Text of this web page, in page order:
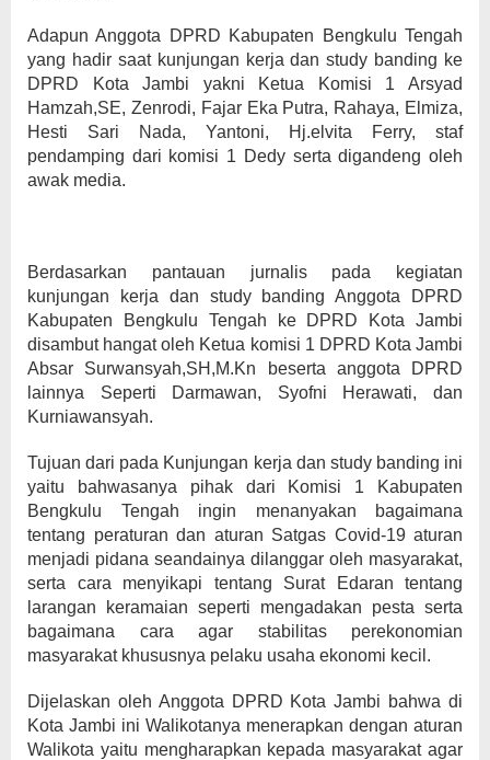
Adapun Anggota DPRD Kabupaten Bengkulu Tengah
yang hadir saat kunjungan kerja dan study banding ke
DPRD Kota Jambi yakni Ketua Komisi 1 Arsyad
Hamzah,SE, Zenrodi, Fajar Eka Putra, Rahaya, Elmiza,
Hesti Sari Nada, Yantoni, Hj.elvita Ferry, staf
pendamping dari komisi 1 Dedy serta digandeng oleh
awak media.
Berdasarkan pantauan jurnalis pada kegiatan
kunjungan kerja dan study banding Anggota DPRD
Kabupaten Bengkulu Tengah ke DPRD Kota Jambi
disambut hangat oleh Ketua komisi 1 DPRD Kota Jambi
Absar Surwansyah,SH,M.Kn beserta anggota DPRD
lainnya Seperti Darmawan, Syofni Herawati, dan
Kurniawansyah.
Tujuan dari pada Kunjungan kerja dan study banding ini
yaitu bahwasanya pihak dari Komisi 1 Kabupaten
Bengkulu Tengah ingin menanyakan bagaimana
tentang peraturan dan aturan Satgas Covid-19 aturan
menjadi pidana seandainya dilanggar oleh masyarakat,
serta cara menyikapi tentang Surat Edaran tentang
larangan keramaian seperti mengadakan pesta serta
bagaimana cara agar stabilitas perekonomian
masyarakat khususnya pelaku usaha ekonomi kecil.
Dijelaskan oleh Anggota DPRD Kota Jambi bahwa di
Kota Jambi ini Walikotanya menerapkan dengan aturan
Walikota yaitu mengharapkan kepada masyarakat agar